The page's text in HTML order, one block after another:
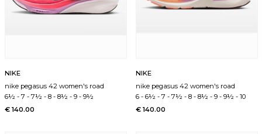
NIKE
nike pegasus 42 women's road
6½ -7 -7½ -8 -8½ -9 -9½
€ 140.00
NIKE
nike pegasus 42 women's road
6 -6½ -7 -7½ -8 -8½ -9 -9½ -10
€ 140.00